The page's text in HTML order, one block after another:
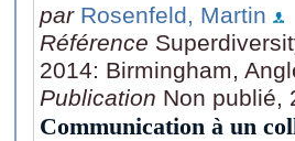
par Rosenfeld, Martin
Référence
2014: Birmingham,
Publication Non publié,
Communication à un